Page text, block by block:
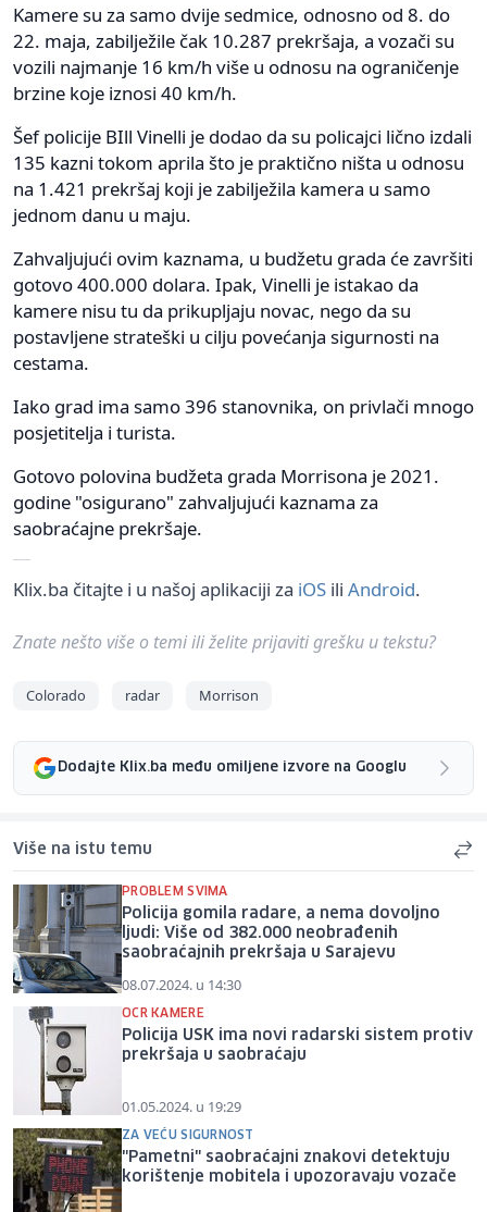
Kamere su za samo dvije sedmice, odnosno od 8. do
22. maja, zabilježile čak 10.287 prekršaja, a vozači su
vozili najmanje 16 km/h više u odnosu na ograničenje
brzine koje iznosi 40 km/h.
Šef policije BIll Vinelli je dodao da su policajci lično izdali
135 kazni tokom aprila što je praktično ništa u odnosu
na 1.421 prekršaj koji je zabilježila kamera u samo
jednom danu u maju.
Zahvaljujući ovim kaznama, u budžetu grada će završiti
gotovo 400.000 dolara. Ipak, Vinelli je istakao da
kamere nisu tu da prikupljaju novac, nego da su
postavljene strateški u cilju povećanja sigurnosti na
cestama.
Iako grad ima samo 396 stanovnika, on privlači mnogo
posjetitelja i turista.
Gotovo polovina budžeta grada Morrisona je 2021.
godine "osigurano" zahvaljujući kaznama za
saobraćajne prekršaje.
Klix.ba čitajte i u našoj aplikaciji za iOS ili Android.
Znate nešto više o temi ili želite prijaviti grešku u tekstu?
Colorado radar Morrison
Dodajte Klix.ba među omiljene izvore na Googlu
Više na istu temu
PROBLEM SVIMA
Policija gomila radare, a nema dovoljno
ljudi: Više od 382.000 neobrađenih
saobraćajnih prekršaja u Sarajevu
08.07.2024. u 14:30
OCR KAMERE
Policija USK ima novi radarski sistem protiv
prekršaja u saobraćaju
01.05.2024. u 19:29
ZA VEĆU SIGURNOST
"Pametni" saobraćajni znakovi detektuju
korištenje mobitela i upozoravaju vozače